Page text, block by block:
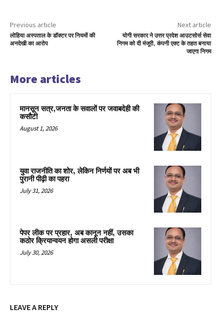
Previous article
लोहिया अस्पताल के डॉक्टर पर नियमों की
अनदेखी का आरोप
Next article
योगी सरकार ने उत्तर प्रदेश आउटसोर्स सेवा
निगम को दी मंजूरी, कंपनी एक्ट के तहत बनाया
जाएगा निगम
More articles
मानसून सत्र,जनता के सवालों पर जवाबदेही की
कसौटी
August 1, 2026
युवा राजनीति का शोर, लेकिन निर्णयों पर अब भी
पुरानी पीढ़ी का पहरा
July 31, 2026
पेपर लीक पर प्रहार, अब कानून नहीं, उसका
कठोर क्रियान्वयन होगा असली परीक्षा
July 30, 2026
LEAVE A REPLY